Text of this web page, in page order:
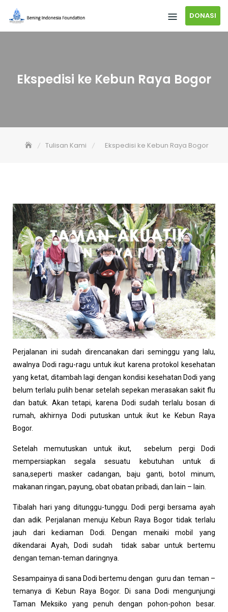
DONASI
Ekspedisi ke Kebun Raya Bogor
Tulisan Kami Ekspedisi ke Kebun Raya Bogor
Perjalanan ini sudah direncanakan dari seminggu yang lalu,
awalnya Dodi ragu-ragu untuk ikut karena protokol kesehatan
yang ketat, ditambah lagi dengan kondisi kesehatan Dodi yang
belum terlalu pulih benar setelah sepekan merasakan sakit flu
dan batuk. Akan tetapi, karena Dodi sudah terlalu bosan di
rumah, akhirnya Dodi putuskan untuk ikut ke Kebun Raya
Bogor.
Setelah memutuskan untuk ikut, sebelum pergi Dodi
mempersiapkan segala sesuatu kebutuhan untuk di
sana,seperti masker cadangan, baju ganti, botol minum,
makanan ringan, payung, obat obatan pribadi, dan lain – lain.
Tibalah hari yang ditunggu-tunggu. Dodi pergi bersama ayah
dan adik. Perjalanan menuju Kebun Raya Bogor tidak terlalu
jauh dari kediaman Dodi. Dengan menaiki mobil yang
dikendarai Ayah, Dodi sudah tidak sabar untuk bertemu
dengan teman-teman daringnya.
Sesampainya di sana Dodi bertemu dengan guru dan teman –
temanya di Kebun Raya Bogor. Di sana Dodi mengunjungi
Taman Meksiko yang penuh dengan pohon-pohon besar.